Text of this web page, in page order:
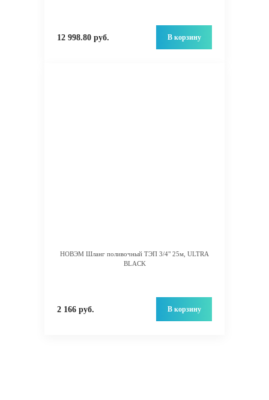
12 998.80 руб. В корзину
НОВЭМ Шланг поливочный ТЭП 3/4" 25м, ULTRA
BLACK
2 166 руб. В корзину